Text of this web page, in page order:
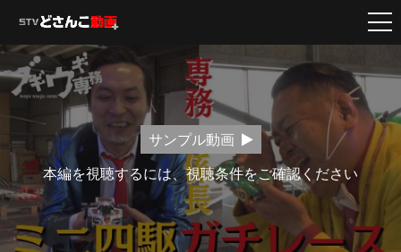
サンプル動画
本編を視聴するには、視聴条件をご確認ください